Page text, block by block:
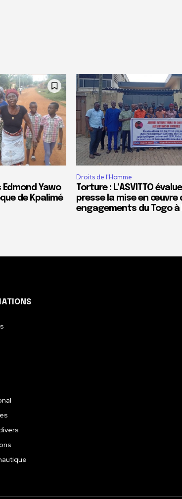
Yawo
de Kpalimé
Droits de l'Homme
Torture : L’ASVITTO
presse la mise en œuvre
engagements du Togo à